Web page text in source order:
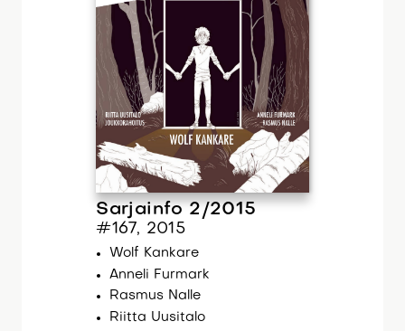
Sarjainfo 2/2015
#167, 2015
Wolf Kankare
Anneli Furmark
Rasmus Nalle
Riitta Uusitalo